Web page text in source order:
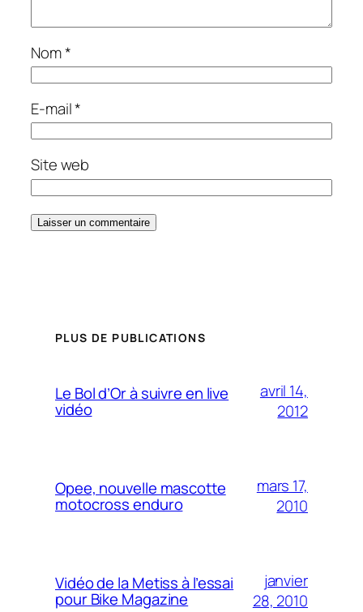
Nom*
E-mail*
Site web
PLUS DE PUBLICATIONS
Le Bol d’Or à suivre en live
vidéo
avril 14,
2012
Opee, nouvelle mascotte
motocross enduro
mars 17,
2010
Vidéo de la Metiss à l’essai
pour Bike Magazine
janvier
28, 2010